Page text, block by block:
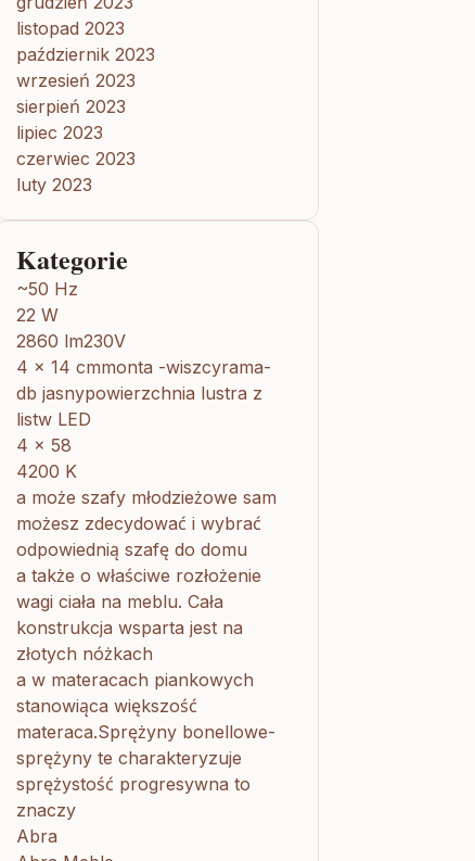
listopad 2023
październik 2023
wrzesień 2023
sierpień 2023
lipiec 2023
czerwiec 2023
luty 2023
Kategorie
~50 Hz
22 W
2860 lm230V
4 x 14 cmmonta -wiszcyrama-
db jasnypowierzchnia lustra z
listw LED
4 x 58
4200 K
a może szafy młodzieżowe sam
możesz zdecydować i wybrać
odpowiednią szafę do domu
a także o właściwe rozłożenie
wagi ciała na meblu. Cała
konstrukcja wsparta jest na
złotych nóżkach
a w materacach piankowych
stanowiąca większość
materaca.Sprężyny bonellowe-
sprężyny te charakteryzuje
sprężystość progresywna to
znaczy
Abra